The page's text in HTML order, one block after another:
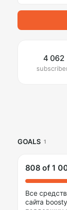
4 062
GOALS 1
808 of 1
Все
сайта